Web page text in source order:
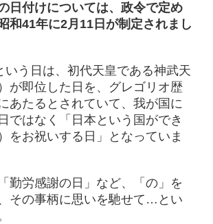
日付けについては、政令で定め
和41年に2月11日が制定されまし
いう日は、初代天皇である神武天
が即位した日を、グレゴリオ歴
あたるとされていて、我が国に
ではなく「日本という国ができ
をお祝いする日」となっていま
勤労感謝の日」など、「の」を
その事柄に思いを馳せて…とい